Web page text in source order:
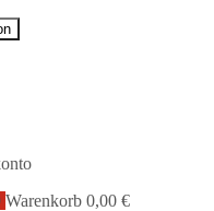
Warenkorb 0,00 €